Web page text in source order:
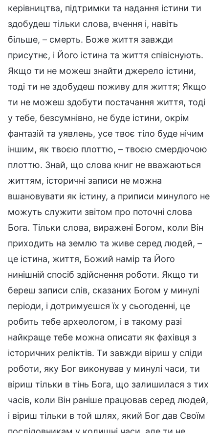
керівництва, підтримки та надання істини ти
здобудеш тільки слова, вчення і, навіть
більше, – смерть. Боже життя завжди
присутнє, і Його істина та життя співіснують.
Якщо ти не можеш знайти джерело істини,
тоді ти не здобудеш поживу для життя; Якщо
ти не можеш здобути постачання життя, тоді
у тебе, безсумнівно, не буде істини, окрім
фантазій та уявлень, усе твоє тіло буде нічим
іншим, як твоєю плоттю, – твоєю смердючою
плоттю. Знай, що слова книг не вважаються
життям, історичні записи не можна
вшановувати як істину, а приписи минулого не
можуть служити звітом про поточні слова
Бога. Тільки слова, виражені Богом, коли Він
приходить на землю та живе серед людей, –
це істина, життя, Божий намір та Його
нинішній спосіб здійснення роботи. Якщо ти
береш записи слів, сказаних Богом у минулі
періоди, і дотримуєшся їх у сьогоденні, це
робить тебе археологом, і в такому разі
найкраще тебе можна описати як фахівця з
історичних реліктів. Ти завжди віриш у сліди
роботи, яку Бог виконував у минулі часи, ти
віриш тільки в тінь Бога, що залишилася з тих
часів, коли Він раніше працював серед людей,
і віриш тільки в той шлях, який Бог дав Своїм